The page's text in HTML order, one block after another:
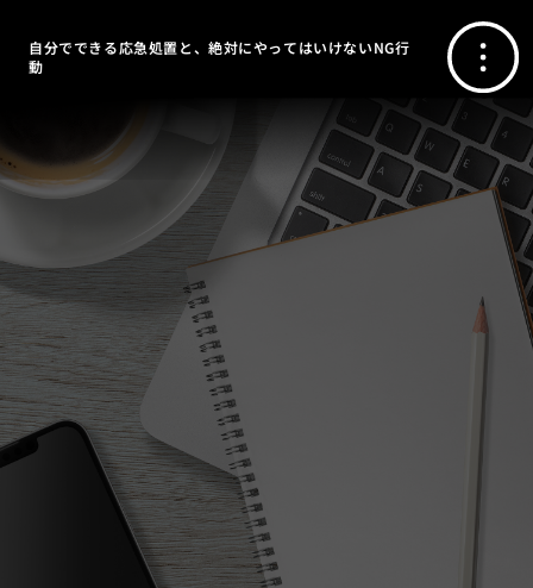
自分でできる応急処置と、絶対にやってはいけないNG行
動